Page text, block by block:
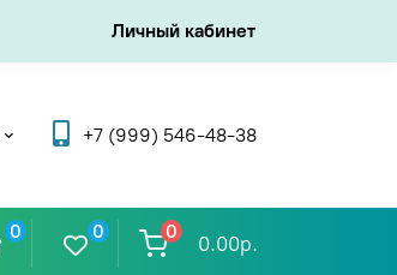
Личный кабинет
+7 (999) 546-48-38
0 0 0
0.00р.